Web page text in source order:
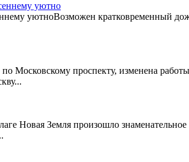
уютно
уютноВозможен кратковременный
Московскому проспекту, изменена
Новая Земля произошло